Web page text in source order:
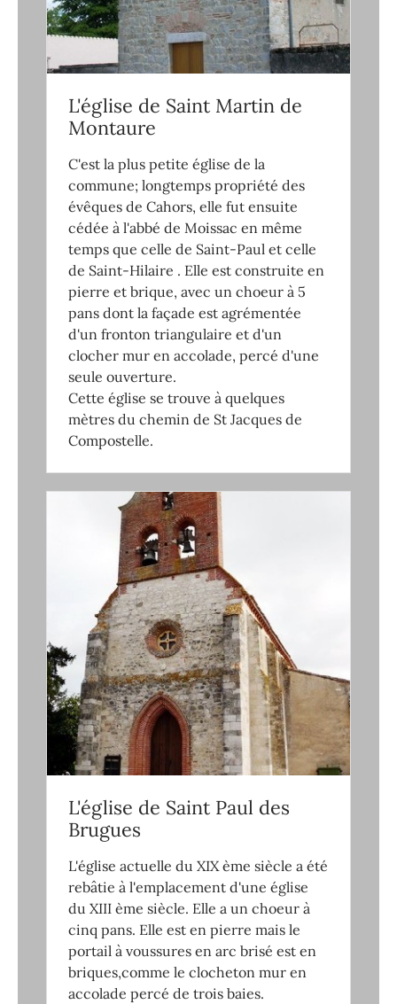
L'église de Saint Martin de
Montaure
C'est la plus petite église de la
commune; longtemps propriété des
évêques de Cahors, elle fut ensuite
cédée à l'abbé de Moissac en même
temps que celle de Saint-Paul et celle
de Saint-Hilaire . Elle est construite en
pierre et brique, avec un choeur à 5
pans dont la façade est agrémentée
d'un fronton triangulaire et d'un
clocher mur en accolade, percé d'une
seule ouverture.
Cette église se trouve à quelques
mètres du chemin de St Jacques de
Compostelle.
L'église de Saint Paul des
Brugues
L'église actuelle du XIX ème siècle a été
rebâtie à l'emplacement d'une église
du XIII ème siècle. Elle a un choeur à
cinq pans. Elle est en pierre mais le
portail à voussures en arc brisé est en
briques,comme le clocheton mur en
accolade percé de trois baies.